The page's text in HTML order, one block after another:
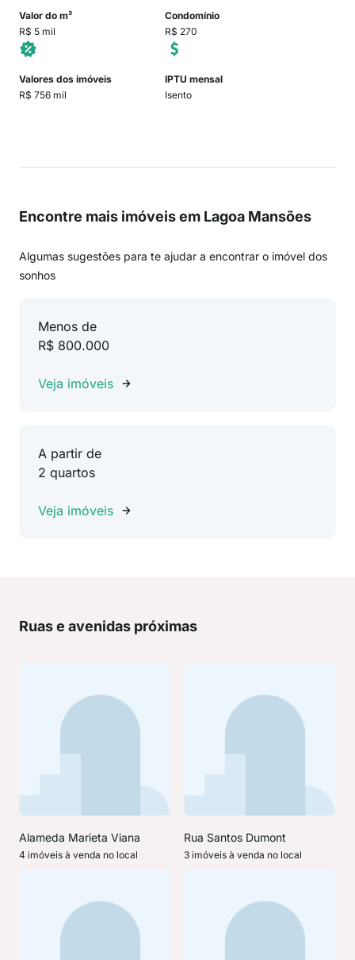
Valor do m²
R$ 5 mil
Condomínio
R$ 270
Valores dos imóveis
R$ 756 mil
IPTU mensal
Isento
Encontre mais imóveis em Lagoa Mansões
Algumas sugestões para te ajudar a encontrar o imóvel dos
sonhos
Menos de
R$ 800.000
Veja imóveis
A partir de
2 quartos
Veja imóveis
Ruas e avenidas próximas
Alameda Marieta Viana
4 imóveis à venda no local
Rua Santos Dumont
3 imóveis à venda no local